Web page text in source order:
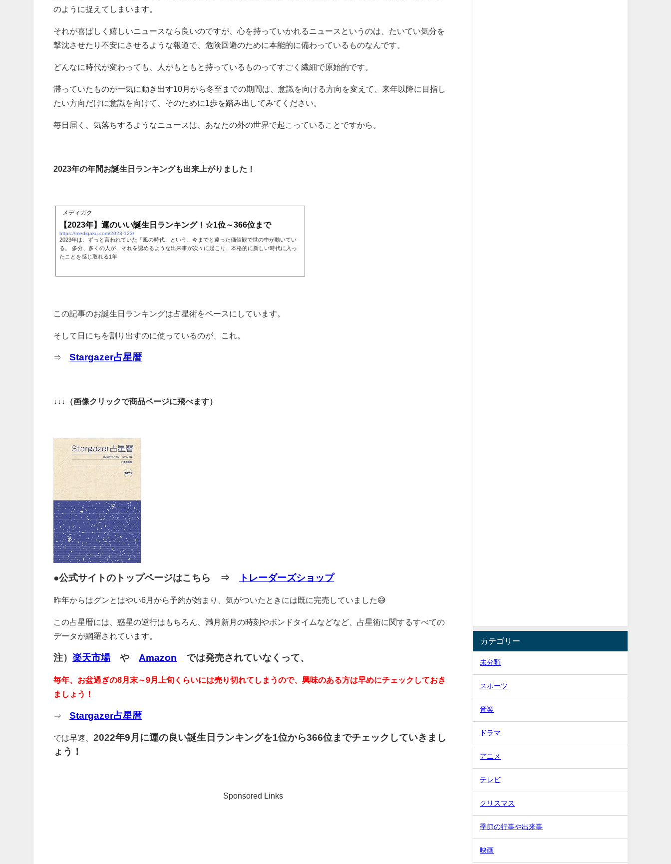
のように捉えてしまいます。
それが喜ばしく嬉しいニュースなら良いのですが、心を持っていかれるニュースというのは、たいてい気分を
撃沈させたり不安にさせるような報道で、危険回避のために本能的に備わっているものなんです。
どんなに時代が変わっても、人がもともと持っているものってすごく繊細で原始的です。
滞っていたものが一気に動き出す10月から冬至までの期間は、意識を向ける方向を変えて、来年以降に目指し
たい方向だけに意識を向けて、そのために1歩を踏み出してみてください。
毎日届く、気落ちするようなニュースは、あなたの外の世界で起こっていることですから。
2023年の年間お誕生日ランキングも出来上がりました！
メディガク
【2023年】運のいい誕生日ランキング！☆1位～366位まで
https://medigaku.com/2023-123/
2023年は、ずっと言われていた「風の時代」という、今までと違った価値観で世の中が動いてい
る。 多分、多くの人が、それを認めるような出来事が次々に起こり、本格的に新しい時代に入っ
たことを感じ取れる1年
この記事のお誕生日ランキングは占星術をベースにしています。
そして日にちを割り出すのに使っているのが、これ。
⇒Stargazer占星暦
↓↓↓（画像クリックで商品ページに飛べます）
●公式サイトのトップページはこちら ⇒ トレーダーズショップ
昨年からはグンとはやい6月から予約が始まり、気がついたときには既に完売していました😅
この占星暦には、惑星の逆行はもちろん、満月新月の時刻やボンドタイムなどなど、占星術に関するすべての
データが網羅されています。
注）楽天市場や Amazon では発売されていなくって、
毎年、お盆過ぎの8月末～9月上旬くらいには売り切れてしまうので、興味のある方は早めにチェックしておき
ましょう！
⇒Stargazer占星暦
では早速、2022年9月に運の良い誕生日ランキングを1位から366位までチェックしていきまし
ょう！
Sponsored Links
カテゴリー
未分類
スポーツ
音楽
ドラマ
アニメ
テレビ
クリスマス
季節の行事や出来事
映画